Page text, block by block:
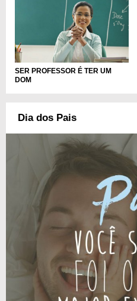
SER PROFESSOR É TER UM
DOM
Dia dos Pais